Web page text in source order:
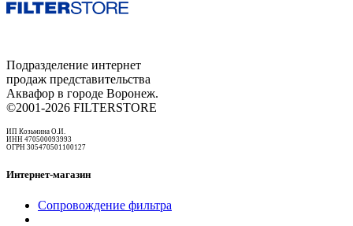
Подразделение интернет
продаж представительства
Аквафор в городе Воронеж.
©2001-2026 FILTERSTORE
ИП Козьмина О.И.
ИНН 470500093993
ОГРН 305470501100127
Интернет-магазин
Сопровождение фильтра